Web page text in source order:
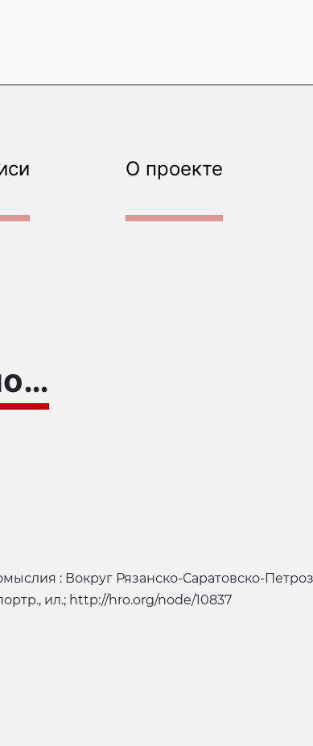
О проекте
: Вокруг Рязанско-Саратовско-
ил.; http://hro.org/node/10837